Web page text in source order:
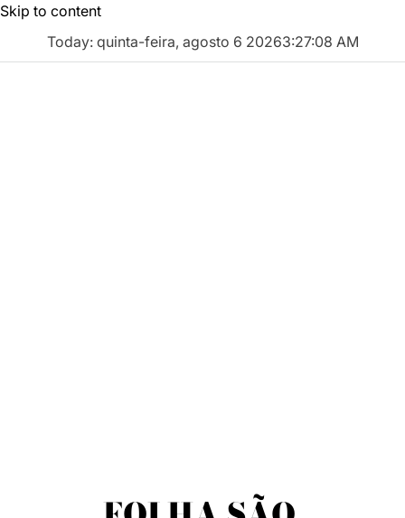
Skip to content
Today: quinta-feira, agosto 6 20263:27:09 AM